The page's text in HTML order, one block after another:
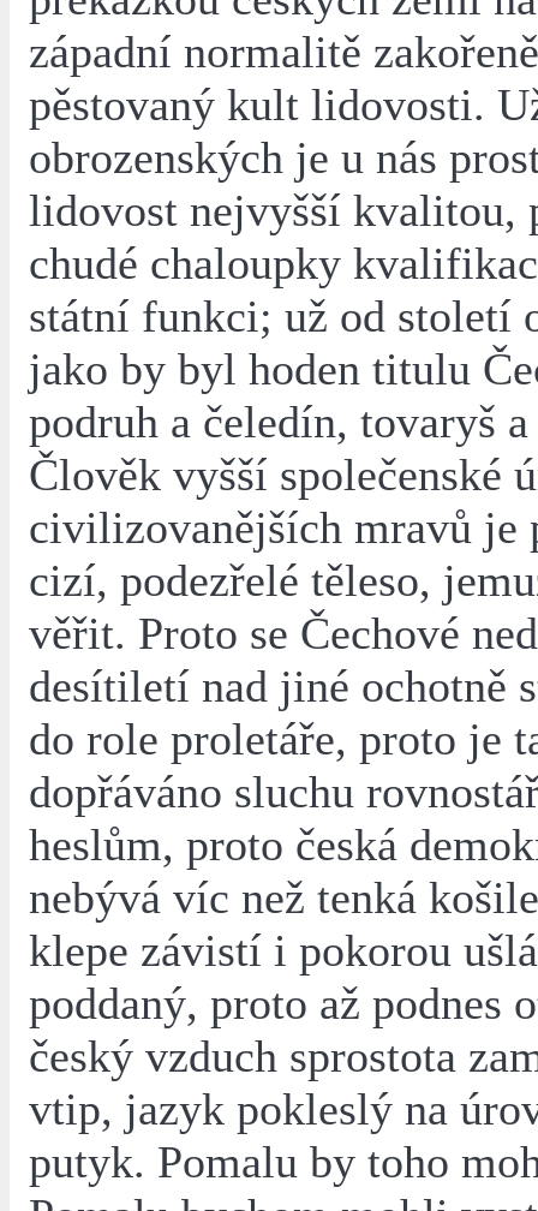
západní normalitě
pěstovaný kult lidovosti.
obrozenských je u nás
lidovost nejvyšší kvalitou,
chudé chaloupky
státní funkci; už od století
jako by byl hoden titulu
podruh a čeledín, tovaryš
Člověk vyšší společenské
civilizovanějších mravů je
cizí, podezřelé těleso,
věřit. Proto se Čechové
desítiletí nad jiné ochotně
do role proletáře, proto je
dopřáváno sluchu
heslům, proto česká
nebývá víc než tenká
klepe závistí i pokorou
poddaný, proto až podnes
český vzduch sprostota
vtip, jazyk pokleslý na
putyk. Pomalu by toho